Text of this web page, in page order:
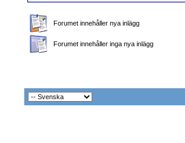
Forumet innehåller nya inlägg
Forumet innehåller inga nya inlägg